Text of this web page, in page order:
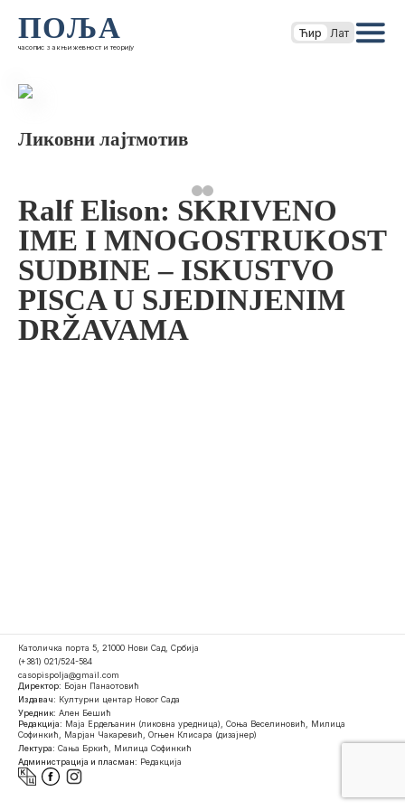
ПОЉА
часопис за књижевност и теорију
Ћир Лат
Ликовни лајтмотив
Ralf Elison: SKRIVENO
IME I MNOGOSTRUKOST
SUDBINE – ISKUSTVO
PISCA U SJEDINJENIM
DRŽAVAMA
Католичка порта 5, 21000 Нови Сад, Србија
(+381) 021/524-584
casopispolja@gmail.com
Директор: Бојан Панаотовић
Издавач: Културни центар Новог Сада
Уредник: Ален Бешић
Редакција: Маја Ердељанин (ликовна уредница), Соња Веселиновић, Милица
Софинкић, Марјан Чакаревић, Огњен Клисара (дизајнер)
Лектура: Сања Бркић, Милица Софинкић
Администрација и пласман: Редакција